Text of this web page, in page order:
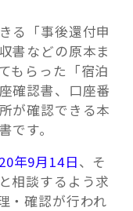
る「事後還付申
書などの原本ま
もらった「宿泊
確認書、口座番
が確認できる本
です。
年9月14日、そ
相談するよう求
・確認が行われ